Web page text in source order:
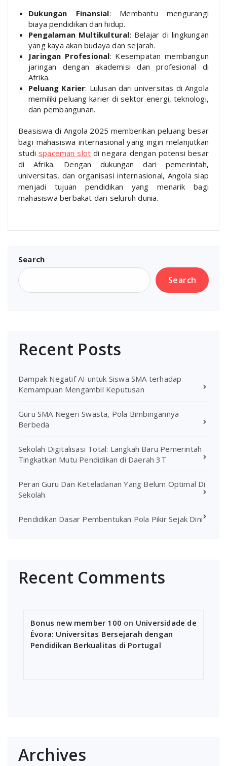
Dukungan Finansial: Membantu mengurangi
biaya pendidikan dan hidup.
Pengalaman Multikultural: Belajar di lingkungan
yang kaya akan budaya dan sejarah.
Jaringan Profesional: Kesempatan membangun
jaringan dengan akademisi dan profesional di
Afrika.
Peluang Karier: Lulusan dari universitas di Angola
memiliki peluang karier di sektor energi, teknologi,
dan pembangunan.
Beasiswa di Angola 2025 memberikan peluang besar
bagi mahasiswa internasional yang ingin melanjutkan
studi spaceman slot di negara dengan potensi besar
di Afrika. Dengan dukungan dari pemerintah,
universitas, dan organisasi internasional, Angola siap
menjadi tujuan pendidikan yang menarik bagi
mahasiswa berbakat dari seluruh dunia.
Search
Search
Recent Posts
Dampak Negatif AI untuk Siswa SMA terhadap
Kemampuan Mengambil Keputusan
Guru SMA Negeri Swasta, Pola Bimbingannya
Berbeda
Sekolah Digitalisasi Total: Langkah Baru Pemerintah
Tingkatkan Mutu Pendidikan di Daerah 3T
Peran Guru Dan Keteladanan Yang Belum Optimal Di
Sekolah
Pendidikan Dasar Pembentukan Pola Pikir Sejak Dini
Recent Comments
Bonus new member 100 on Universidade de
Évora: Universitas Bersejarah dengan
Pendidikan Berkualitas di Portugal
Archives